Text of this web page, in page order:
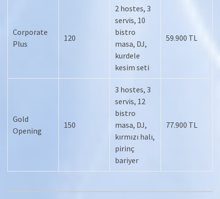
Corporate
Plus
120
2 hostes, 3
servis, 10
bistro
masa, DJ,
kurdele
kesim seti
59.900 TL
Gold
Opening
150
3 hostes, 3
servis, 12
bistro
masa, DJ,
kırmızı halı,
pirinç
bariyer
77.900 TL